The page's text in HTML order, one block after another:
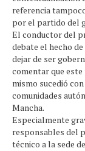
referencia
por el partido del
El conductor del
debate el hecho
dejar de ser
comentar que
mismo sucedió
comunidades
Mancha.
Especialmente
responsables del
técnico a la sede